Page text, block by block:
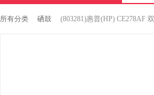
所有分类 硒鼓 (803281)惠普(HP) CE278AF